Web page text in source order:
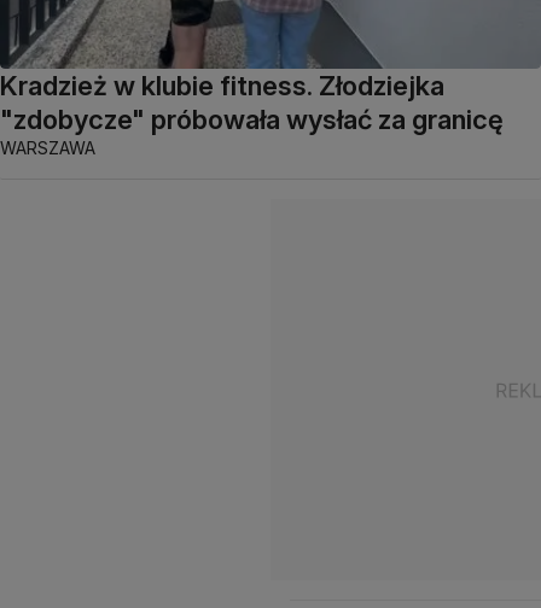
Kradzież w klubie fitness. Złodziejka
"zdobycze" próbowała wysłać za granicę
WARSZAWA